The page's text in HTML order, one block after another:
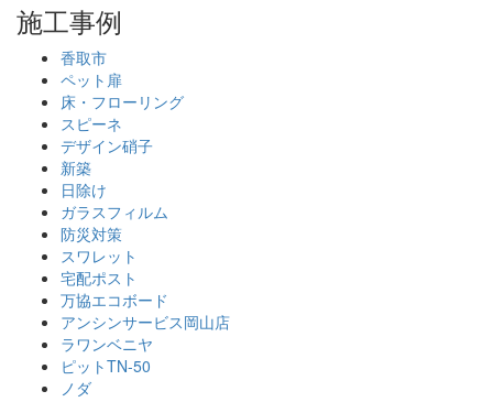
施工事例
香取市
ペット扉
床・フローリング
スピーネ
デザイン硝子
新築
日除け
ガラスフィルム
防災対策
スワレット
宅配ポスト
万協エコボード
アンシンサービス岡山店
ラワンベニヤ
ピットTN-50
ノダ